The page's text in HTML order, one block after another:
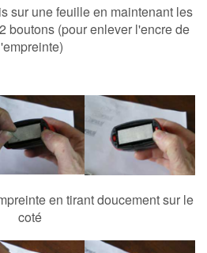
sur une feuille en maintenant les
boutons (pour enlever l'encre de
en tirant doucement sur le
coté